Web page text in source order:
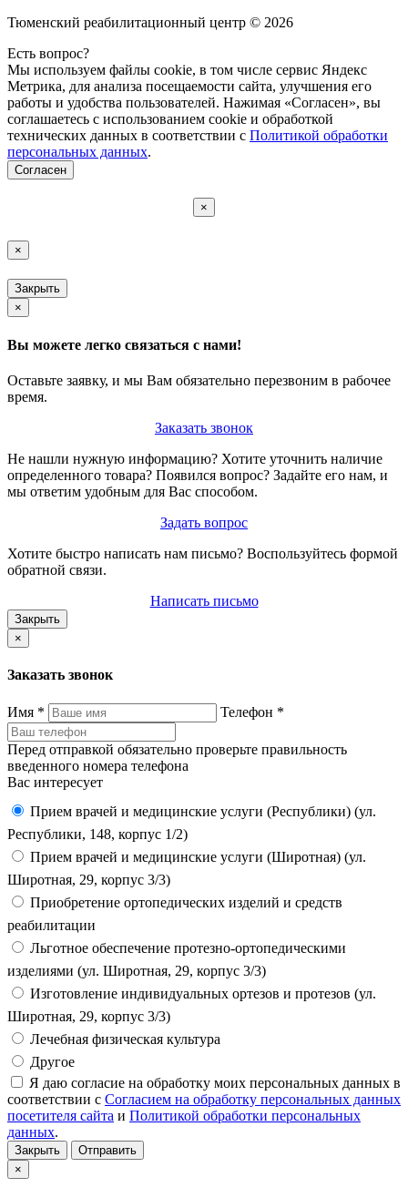
Тюменский реабилитационный центр © 2026
Есть вопрос?
Мы используем файлы cookie, в том числе сервис Яндекс
Метрика, для анализа посещаемости сайта, улучшения его
работы и удобства пользователей. Нажимая «Согласен», вы
соглашаетесь с использованием cookie и обработкой
технических данных в соответствии с Политикой обработки
персональных данных.
Согласен
×
×
Закрыть
×
Вы можете легко связаться с нами!
Оставьте заявку, и мы Вам обязательно перезвоним в рабочее
время.
Заказать звонок
Не нашли нужную информацию? Хотите уточнить наличие
определенного товара? Появился вопрос? Задайте его нам, и
мы ответим удобным для Вас способом.
Задать вопрос
Хотите быстро написать нам письмо? Воспользуйтесь формой
обратной связи.
Написать письмо
Закрыть
×
Заказать звонок
Имя * Телефон *
Перед отправкой обязательно проверьте правильность
введенного номера телефона
Вас интересует
Прием врачей и медицинские услуги (Республики) (ул.
Республики, 148, корпус 1/2)
Прием врачей и медицинские услуги (Широтная) (ул.
Широтная, 29, корпус 3/3)
Приобретение ортопедических изделий и средств
реабилитации
Льготное обеспечение протезно-ортопедическими
изделиями (ул. Широтная, 29, корпус 3/3)
Изготовление индивидуальных ортезов и протезов (ул.
Широтная, 29, корпус 3/3)
Лечебная физическая культура
Другое
Я даю согласие на обработку моих персональных данных в
соответствии с Согласием на обработку персональных данных
посетителя сайта и Политикой обработки персональных
данных.
Закрыть
Отправить
×